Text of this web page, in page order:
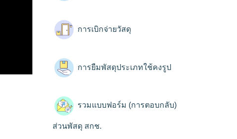
การเบิกจ่ายวัสดุ
การยืมพัสดุประเภทใช้คงรูป
รวมแบบฟอร์ม (การตอบกลับ)
ส่วนพัสดุ สกช.